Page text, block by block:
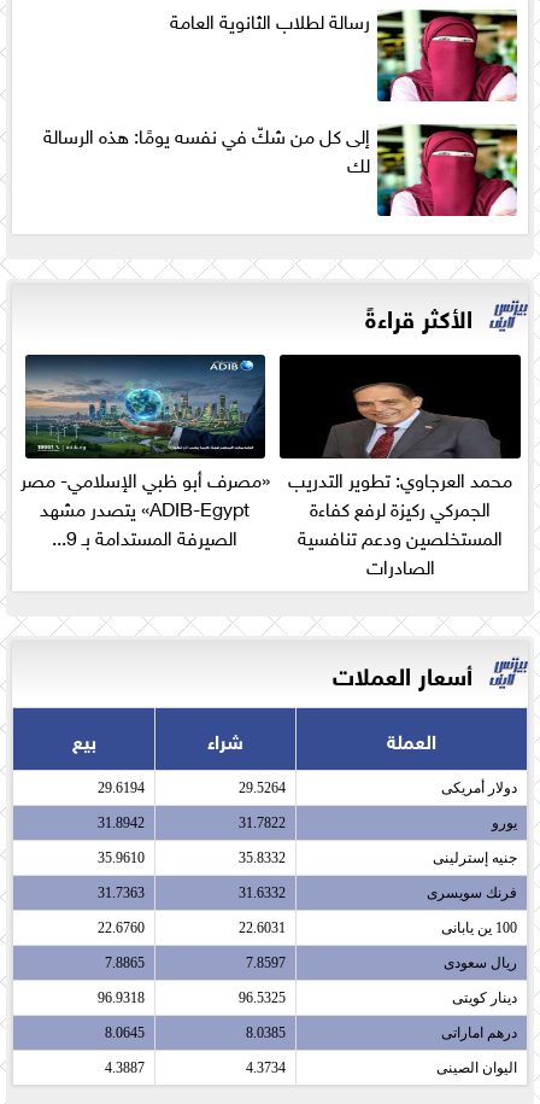
رسالة لطلاب الثانوية العامة
إلى كل من شكّ في نفسه يومًا: هذه الرسالة
لك
الأكثر قراءةً
محمد العرجاوي: تطوير التدريب
الجمركي ركيزة لرفع كفاءة
المستخلصين ودعم تنافسية
الصادرات
«مصرف أبو ظبي الإسلامي- مصر
ADIB-Egypt» يتصدر مشهد
الصيرفة المستدامة بـ 9...
أسعار العملات
العملة شراء بيع
دولار أمريكى​ 29.5264
29.6194
يورو​ 31.7822
31.8942
جنيه إسترلينى​ 35.8332
35.9610
فرنك سويسرى​ 31.6332
31.7363
100 ين يابانى​ 22.6031
22.6760
ريال سعودى​ 7.8597
7.8865
دينار كويتى​ 96.5325
96.9318
درهم اماراتى​ 8.0385
8.0645
اليوان الصينى​ 4.3734
4.3887